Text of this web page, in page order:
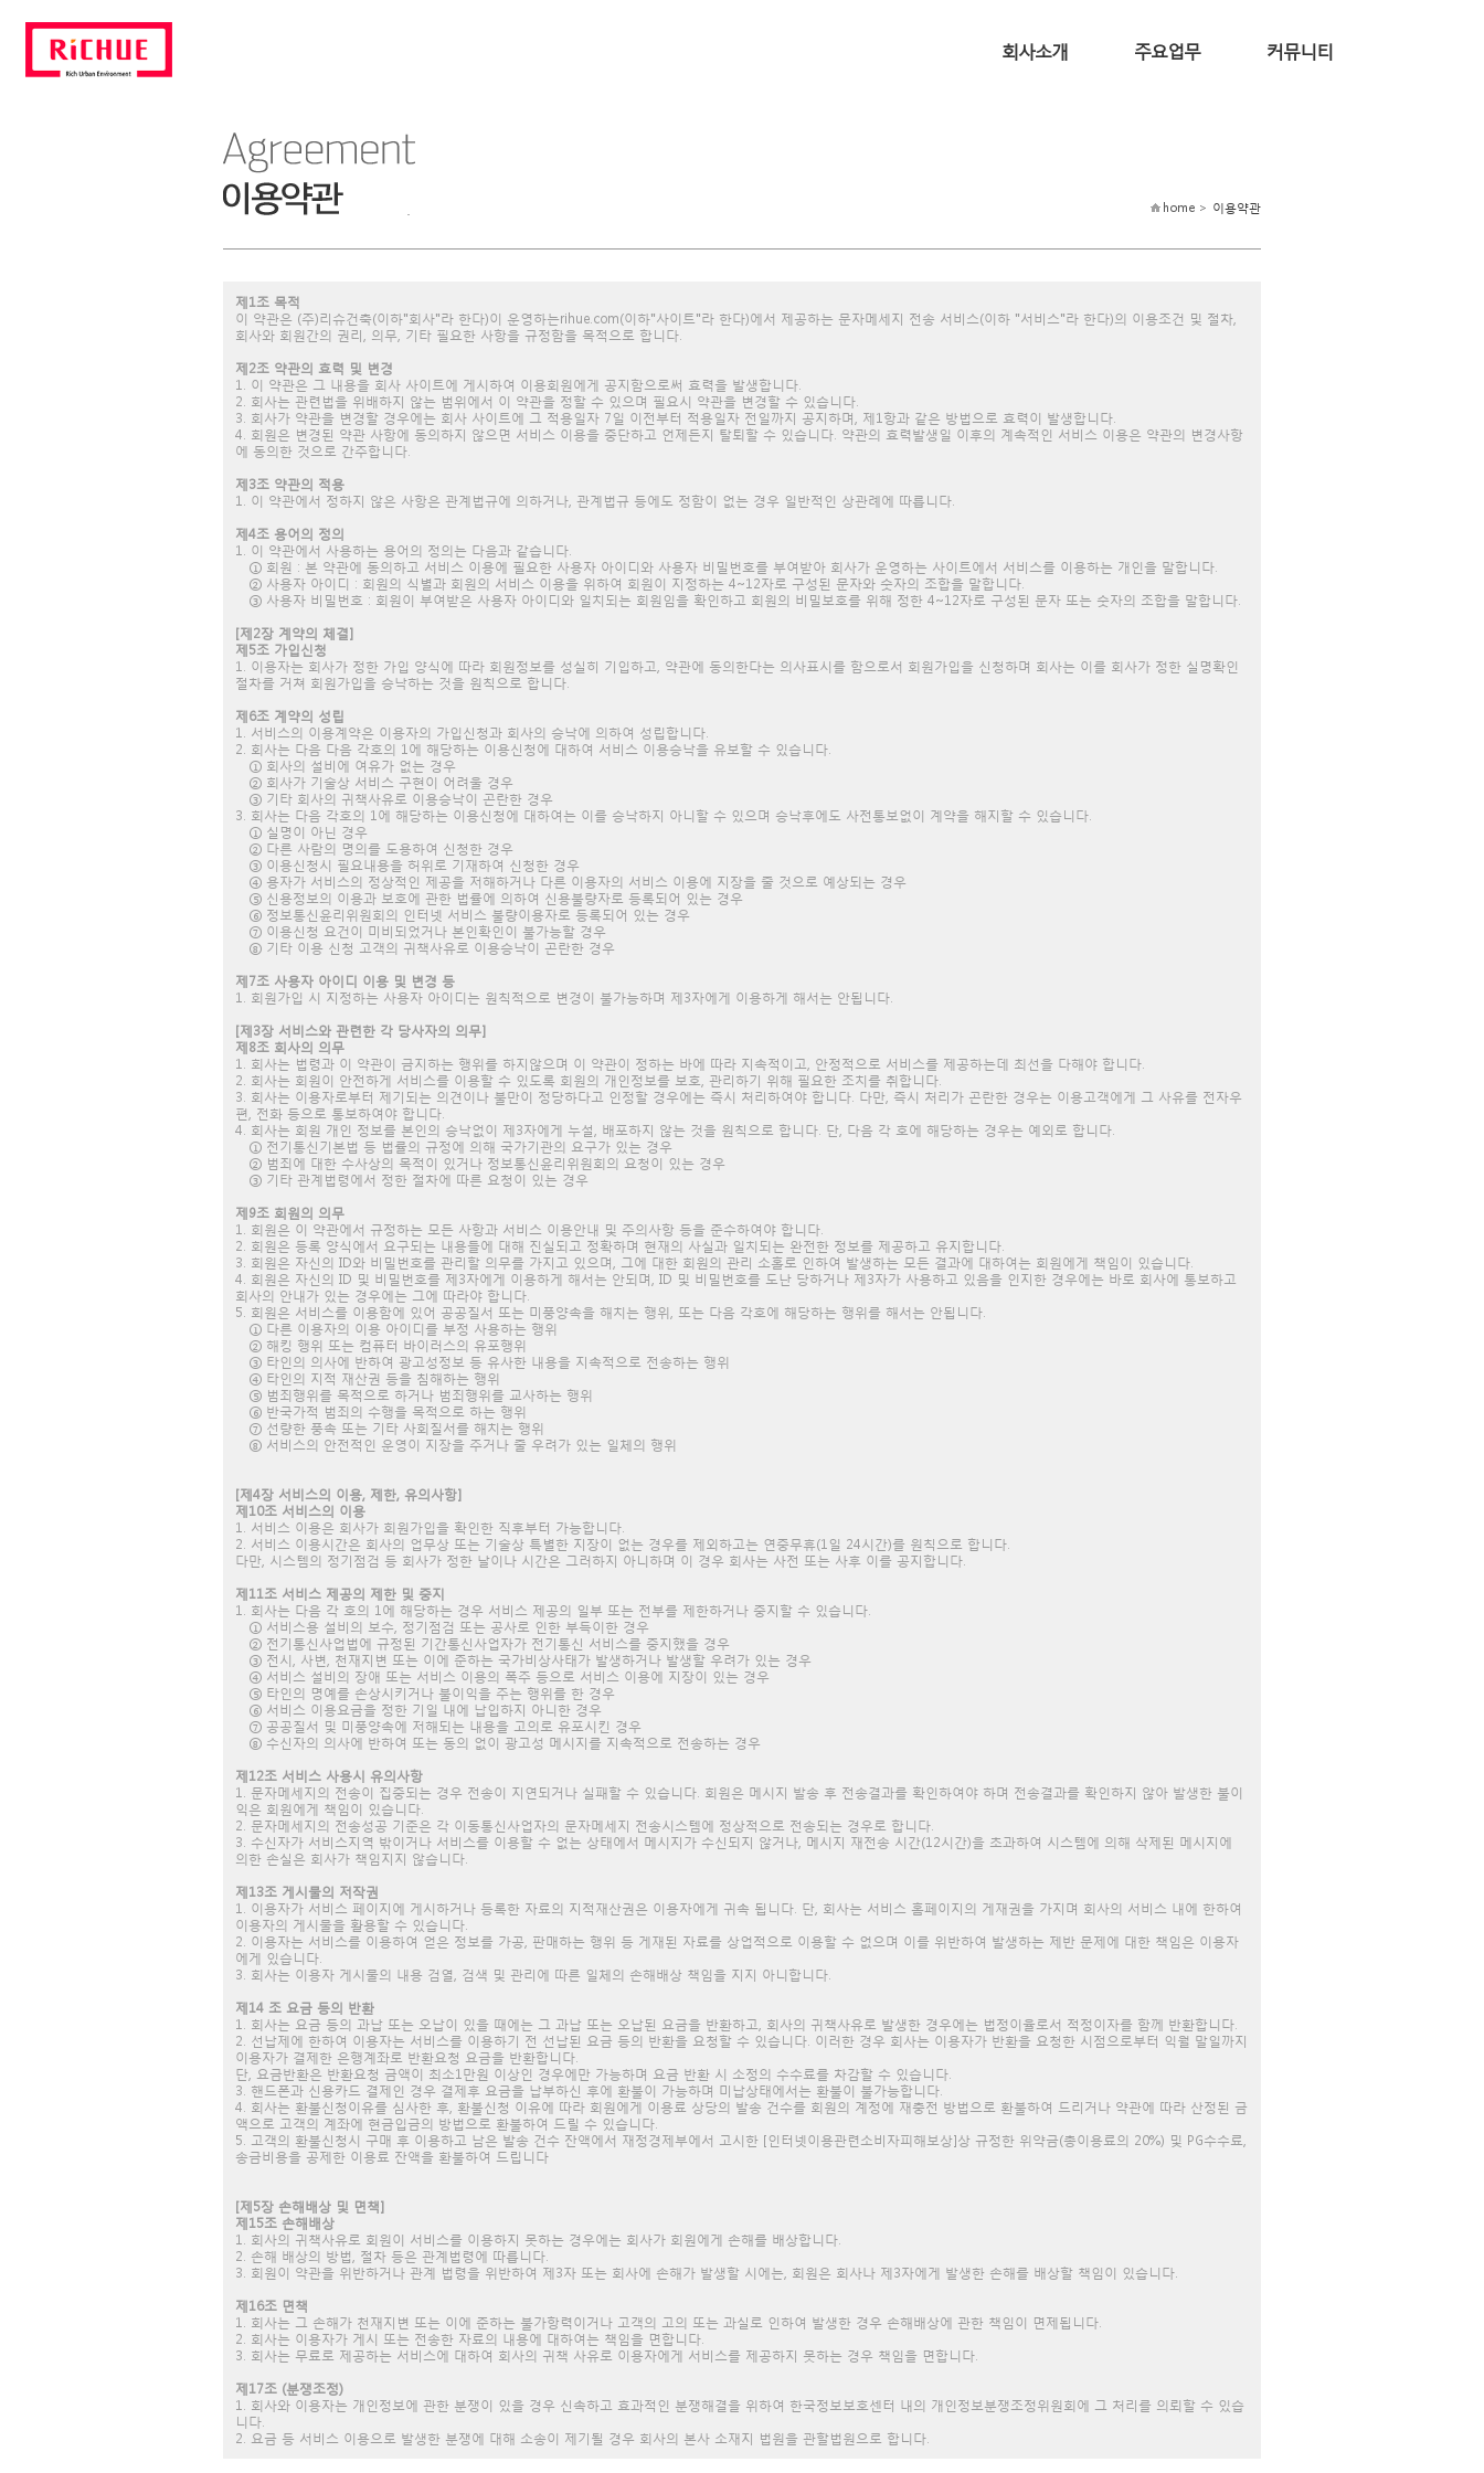
회사소개 주요업무 커뮤니티
home > 이용약관
제1조 목적
이 약관은 (주)리슈건축(이하"회사"라 한다)이 운영하는rihue.com(이하"사이트"라 한다)에서 제공하는 문자메세지 전송 서비스(이하 "서비스"라 한다)의 이용조건 및 절차,
회사와 회원간의 권리, 의무, 기타 필요한 사항을 규정함을 목적으로 합니다.
제2조 약관의 효력 및 변경
1. 이 약관은 그 내용을 회사 사이트에 게시하여 이용회원에게 공지함으로써 효력을 발생합니다.
2. 회사는 관련법을 위배하지 않는 범위에서 이 약관을 정할 수 있으며 필요시 약관을 변경할 수 있습니다.
3. 회사가 약관을 변경할 경우에는 회사 사이트에 그 적용일자 7일 이전부터 적용일자 전일까지 공지하며, 제1항과 같은 방법으로 효력이 발생합니다.
4. 회원은 변경된 약관 사항에 동의하지 않으면 서비스 이용을 중단하고 언제든지 탈퇴할 수 있습니다. 약관의 효력발생일 이후의 계속적인 서비스 이용은 약관의 변경사항
에 동의한 것으로 간주합니다.
제3조 약관의 적용
1. 이 약관에서 정하지 않은 사항은 관계법규에 의하거나, 관계법규 등에도 정함이 없는 경우 일반적인 상관례에 따릅니다.
제4조 용어의 정의
1. 이 약관에서 사용하는 용어의 정의는 다음과 같습니다.
① 회원 : 본 약관에 동의하고 서비스 이용에 필요한 사용자 아이디와 사용자 비밀번호를 부여받아 회사가 운영하는 사이트에서 서비스를 이용하는 개인을 말합니다.
② 사용자 아이디 : 회원의 식별과 회원의 서비스 이용을 위하여 회원이 지정하는 4~12자로 구성된 문자와 숫자의 조합을 말합니다.
③ 사용자 비밀번호 : 회원이 부여받은 사용자 아이디와 일치되는 회원임을 확인하고 회원의 비밀보호를 위해 정한 4~12자로 구성된 문자 또는 숫자의 조합을 말합니다.
[제2장 계약의 체결]
제5조 가입신청
1. 이용자는 회사가 정한 가입 양식에 따라 회원정보를 성실히 기입하고, 약관에 동의한다는 의사표시를 함으로서 회원가입을 신청하며 회사는 이를 회사가 정한 실명확인
절차를 거쳐 회원가입을 승낙하는 것을 원칙으로 합니다.
제6조 계약의 성립
1. 서비스의 이용계약은 이용자의 가입신청과 회사의 승낙에 의하여 성립합니다.
2. 회사는 다음 다음 각호의 1에 해당하는 이용신청에 대하여 서비스 이용승낙을 유보할 수 있습니다.
① 회사의 설비에 여유가 없는 경우
② 회사가 기술상 서비스 구현이 어려울 경우
③ 기타 회사의 귀책사유로 이용승낙이 곤란한 경우
3. 회사는 다음 각호의 1에 해당하는 이용신청에 대하여는 이를 승낙하지 아니할 수 있으며 승낙후에도 사전통보없이 계약을 해지할 수 있습니다.
① 실명이 아닌 경우
② 다른 사람의 명의를 도용하여 신청한 경우
③ 이용신청시 필요내용을 허위로 기재하여 신청한 경우
④ 용자가 서비스의 정상적인 제공을 저해하거나 다른 이용자의 서비스 이용에 지장을 줄 것으로 예상되는 경우
⑤ 신용정보의 이용과 보호에 관한 법률에 의하여 신용불량자로 등록되어 있는 경우
⑥ 정보통신윤리위원회의 인터넷 서비스 불량이용자로 등록되어 있는 경우
⑦ 이용신청 요건이 미비되었거나 본인확인이 불가능할 경우
⑧ 기타 이용 신청 고객의 귀책사유로 이용승낙이 곤란한 경우
제7조 사용자 아이디 이용 및 변경 등
1. 회원가입 시 지정하는 사용자 아이디는 원칙적으로 변경이 불가능하며 제3자에게 이용하게 해서는 안됩니다.
[제3장 서비스와 관련한 각 당사자의 의무]
제8조 회사의 의무
1. 회사는 법령과 이 약관이 금지하는 행위를 하지않으며 이 약관이 정하는 바에 따라 지속적이고, 안정적으로 서비스를 제공하는데 최선을 다해야 합니다.
2. 회사는 회원이 안전하게 서비스를 이용할 수 있도록 회원의 개인정보를 보호, 관리하기 위해 필요한 조치를 취합니다.
3. 회사는 이용자로부터 제기되는 의견이나 불만이 정당하다고 인정할 경우에는 즉시 처리하여야 합니다. 다만, 즉시 처리가 곤란한 경우는 이용고객에게 그 사유를 전자우
편, 전화 등으로 통보하여야 합니다.
4. 회사는 회원 개인 정보를 본인의 승낙없이 제3자에게 누설, 배포하지 않는 것을 원칙으로 합니다. 단, 다음 각 호에 해당하는 경우는 예외로 합니다.
① 전기통신기본법 등 법률의 규정에 의해 국가기관의 요구가 있는 경우
② 범죄에 대한 수사상의 목적이 있거나 정보통신윤리위원회의 요청이 있는 경우
③ 기타 관계법령에서 정한 절차에 따른 요청이 있는 경우
제9조 회원의 의무
1. 회원은 이 약관에서 규정하는 모든 사항과 서비스 이용안내 및 주의사항 등을 준수하여야 합니다.
2. 회원은 등록 양식에서 요구되는 내용들에 대해 진실되고 정확하며 현재의 사실과 일치되는 완전한 정보를 제공하고 유지합니다.
3. 회원은 자신의 ID와 비밀번호를 관리할 의무를 가지고 있으며, 그에 대한 회원의 관리 소홀로 인하여 발생하는 모든 결과에 대하여는 회원에게 책임이 있습니다.
4. 회원은 자신의 ID 및 비밀번호를 제3자에게 이용하게 해서는 안되며, ID 및 비밀번호를 도난 당하거나 제3자가 사용하고 있음을 인지한 경우에는 바로 회사에 통보하고
회사의 안내가 있는 경우에는 그에 따라야 합니다.
5. 회원은 서비스를 이용함에 있어 공공질서 또는 미풍양속을 해치는 행위, 또는 다음 각호에 해당하는 행위를 해서는 안됩니다.
① 다른 이용자의 이용 아이디를 부정 사용하는 행위
② 해킹 행위 또는 컴퓨터 바이러스의 유포행위
③ 타인의 의사에 반하여 광고성정보 등 유사한 내용을 지속적으로 전송하는 행위
④ 타인의 지적 재산권 등을 침해하는 행위
⑤ 범죄행위를 목적으로 하거나 범죄행위를 교사하는 행위
⑥ 반국가적 범죄의 수행을 목적으로 하는 행위
⑦ 선량한 풍속 또는 기타 사회질서를 해치는 행위
⑧ 서비스의 안전적인 운영이 지장을 주거나 줄 우려가 있는 일체의 행위
[제4장 서비스의 이용, 제한, 유의사항]
제10조 서비스의 이용
1. 서비스 이용은 회사가 회원가입을 확인한 직후부터 가능합니다.
2. 서비스 이용시간은 회사의 업무상 또는 기술상 특별한 지장이 없는 경우를 제외하고는 연중무휴(1일 24시간)를 원칙으로 합니다.
다만, 시스템의 정기점검 등 회사가 정한 날이나 시간은 그러하지 아니하며 이 경우 회사는 사전 또는 사후 이를 공지합니다.
제11조 서비스 제공의 제한 및 중지
1. 회사는 다음 각 호의 1에 해당하는 경우 서비스 제공의 일부 또는 전부를 제한하거나 중지할 수 있습니다.
① 서비스용 설비의 보수, 정기점검 또는 공사로 인한 부득이한 경우
② 전기통신사업법에 규정된 기간통신사업자가 전기통신 서비스를 중지했을 경우
③ 전시, 사변, 천재지변 또는 이에 준하는 국가비상사태가 발생하거나 발생할 우려가 있는 경우
④ 서비스 설비의 장애 또는 서비스 이용의 폭주 등으로 서비스 이용에 지장이 있는 경우
⑤ 타인의 명예를 손상시키거나 불이익을 주는 행위를 한 경우
⑥ 서비스 이용요금을 정한 기일 내에 납입하지 아니한 경우
⑦ 공공질서 및 미풍양속에 저해되는 내용을 고의로 유포시킨 경우
⑧ 수신자의 의사에 반하여 또는 동의 없이 광고성 메시지를 지속적으로 전송하는 경우
제12조 서비스 사용시 유의사항
1. 문자메세지의 전송이 집중되는 경우 전송이 지연되거나 실패할 수 있습니다. 회원은 메시지 발송 후 전송결과를 확인하여야 하며 전송결과를 확인하지 않아 발생한 불이
익은 회원에게 책임이 있습니다.
2. 문자메세지의 전송성공 기준은 각 이동통신사업자의 문자메세지 전송시스템에 정상적으로 전송되는 경우로 합니다.
3. 수신자가 서비스지역 밖이거나 서비스를 이용할 수 없는 상태에서 메시지가 수신되지 않거나, 메시지 재전송 시간(12시간)을 초과하여 시스템에 의해 삭제된 메시지에
의한 손실은 회사가 책임지지 않습니다.
제13조 게시물의 저작권
1. 이용자가 서비스 페이지에 게시하거나 등록한 자료의 지적재산권은 이용자에게 귀속 됩니다. 단, 회사는 서비스 홈페이지의 게재권을 가지며 회사의 서비스 내에 한하여
이용자의 게시물을 활용할 수 있습니다.
2. 이용자는 서비스를 이용하여 얻은 정보를 가공, 판매하는 행위 등 게재된 자료를 상업적으로 이용할 수 없으며 이를 위반하여 발생하는 제반 문제에 대한 책임은 이용자
에게 있습니다.
3. 회사는 이용자 게시물의 내용 검열, 검색 및 관리에 따른 일체의 손해배상 책임을 지지 아니합니다.
제14 조 요금 등의 반환
1. 회사는 요금 등의 과납 또는 오납이 있을 때에는 그 과납 또는 오납된 요금을 반환하고, 회사의 귀책사유로 발생한 경우에는 법정이율로서 적정이자를 함께 반환합니다.
2. 선납제에 한하여 이용자는 서비스를 이용하기 전 선납된 요금 등의 반환을 요청할 수 있습니다. 이러한 경우 회사는 이용자가 반환을 요청한 시점으로부터 익월 말일까지
이용자가 결제한 은행계좌로 반환요청 요금을 반환합니다.
단, 요금반환은 반환요청 금액이 최소1만원 이상인 경우에만 가능하며 요금 반환 시 소정의 수수료를 차감할 수 있습니다.
3. 핸드폰과 신용카드 결제인 경우 결제후 요금을 납부하신 후에 환불이 가능하며 미납상태에서는 환불이 불가능합니다.
4. 회사는 환불신청이유를 심사한 후, 환불신청 이유에 따라 회원에게 이용료 상당의 발송 건수를 회원의 계정에 재충전 방법으로 환불하여 드리거나 약관에 따라 산정된 금
액으로 고객의 계좌에 현금입금의 방법으로 환불하여 드릴 수 있습니다.
5. 고객의 환불신청시 구매 후 이용하고 남은 발송 건수 잔액에서 재정경제부에서 고시한 [인터넷이용관련소비자피해보상]상 규정한 위약금(총이용료의 20%) 및 PG수수료,
송금비용을 공제한 이용료 잔액을 환불하여 드립니다
[제5장 손해배상 및 면책]
제15조 손해배상
1. 회사의 귀책사유로 회원이 서비스를 이용하지 못하는 경우에는 회사가 회원에게 손해를 배상합니다.
2. 손해 배상의 방법, 절차 등은 관계법령에 따릅니다.
3. 회원이 약관을 위반하거나 관계 법령을 위반하여 제3자 또는 회사에 손해가 발생할 시에는, 회원은 회사나 제3자에게 발생한 손해를 배상할 책임이 있습니다.
제16조 면책
1. 회사는 그 손해가 천재지변 또는 이에 준하는 불가항력이거나 고객의 고의 또는 과실로 인하여 발생한 경우 손해배상에 관한 책임이 면제됩니다.
2. 회사는 이용자가 게시 또는 전송한 자료의 내용에 대하여는 책임을 면합니다.
3. 회사는 무료로 제공하는 서비스에 대하여 회사의 귀책 사유로 이용자에게 서비스를 제공하지 못하는 경우 책임을 면합니다.
제17조 (분쟁조정)
1. 회사와 이용자는 개인정보에 관한 분쟁이 있을 경우 신속하고 효과적인 분쟁해결을 위하여 한국정보보호센터 내의 개인정보분쟁조정위원회에 그 처리를 의뢰할 수 있습
니다.
2. 요금 등 서비스 이용으로 발생한 분쟁에 대해 소송이 제기될 경우 회사의 본사 소재지 법원을 관할법원으로 합니다.